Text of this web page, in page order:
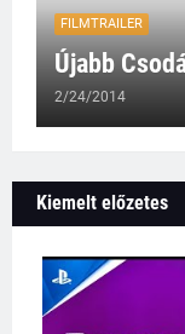
FILMTRAILER
Újabb
2/24/2014
Kiemelt előzetes